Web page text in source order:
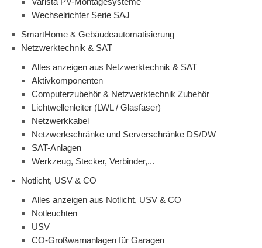
Wechselrichter Serie SAJ
SmartHome & Gebäudeautomatisierung
Netzwerktechnik & SAT
Alles anzeigen aus Netzwerktechnik & SAT
Aktivkomponenten
Computerzubehör & Netzwerktechnik Zubehör
Lichtwellenleiter (LWL / Glasfaser)
Netzwerkkabel
Netzwerkschränke und Serverschränke DS/DW
SAT-Anlagen
Werkzeug, Stecker, Verbinder,...
Notlicht, USV & CO
Alles anzeigen aus Notlicht, USV & CO
Notleuchten
USV
CO-Großwarnanlagen für Garagen